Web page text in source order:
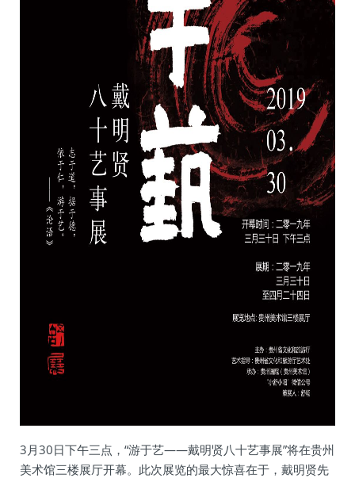
3月30日下午三点，“游于艺——戴明贤八十艺事展”将在贵州
美术馆三楼展厅开幕。此次展览的最大惊喜在于，戴明贤先